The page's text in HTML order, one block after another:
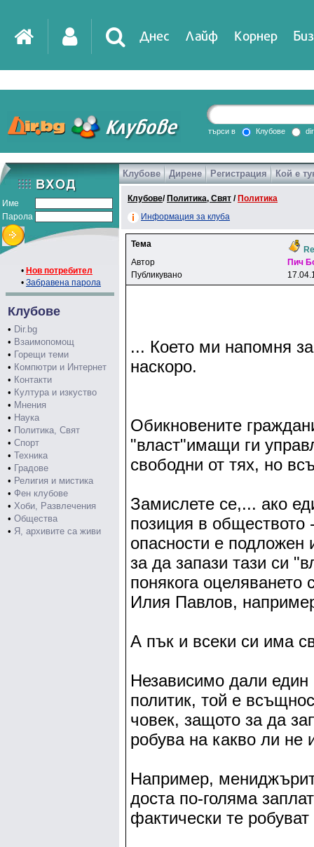
Днес Лайф Корнер
DirTV Impressio
Games
търси в Клубове
Име
Парола
• Нов потребител
• Забравена парола
Клубове
• Dir.bg
• Взаимопомощ
• Горещи теми
• Компютри и Интернет
• Контакти
• Култура и изкуство
• Мнения
• Наука
• Политика, Свят
• Спорт
• Техника
• Градове
• Религия и мистика
• Фен клубове
• Хоби, Развлечения
• Общества
• Я, архивите са живи
Клубове Дирене Регистрация Кой е
Клубове/ Политика, Свят / Политика
Информация за клуба
Тема
Автор
Пич
Публикувано
... Което ми напомня
наскоро.
Обикновените
"власт"имащи ги
свободни от тях, но
Замислете се,... ако
позиция в обществото
опасности е подложен
за да запази тази си
понякога
Илия Павлов,
А пък и всеки си има
Независимо дали
политик, той е
човек, защото за да
робува на какво ли не
Например,
доста по-голяма
фактически те